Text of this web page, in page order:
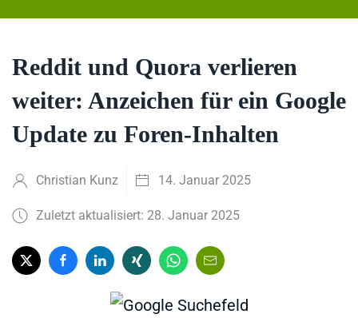
Reddit und Quora verlieren
weiter: Anzeichen für ein Google
Update zu Foren-Inhalten
Christian Kunz 14. Januar 2025
Zuletzt aktualisiert: 28. Januar 2025